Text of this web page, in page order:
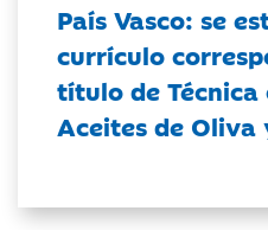
País Vasco: se
currículo
título de Técnica
Aceites de Oliva